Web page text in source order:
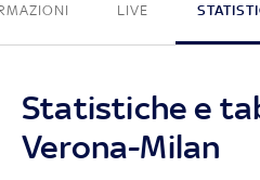
LIVE
Statistiche e
Verona-Milan